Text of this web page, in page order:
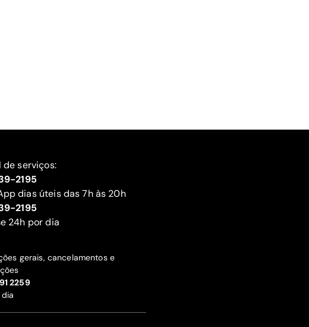
de serviços:
2195
dias úteis das 7h às 20h
2195
24h por dia
gerais, cancelamentos e
2259